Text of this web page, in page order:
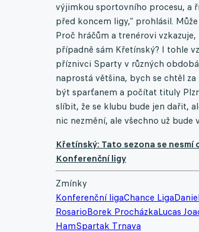
výjimkou sportovního procesu, a
před koncem ligy,“ prohlásil.
Proč hráčům a trenérovi
případně sám Křetínský? I tohle
příznivci Sparty v různých
naprostá většina, bych se chtěl
být sparťanem a počítat tituly
slíbit, že se klubu bude jen dařit,
nic nezmění, ale všechno už
Křetínský: Tato sezona se
Konferenční ligy
Zmínky
Konferenční ligaChance Liga
RosarioBorek ProcházkaLucas
HamSpartak Trnava